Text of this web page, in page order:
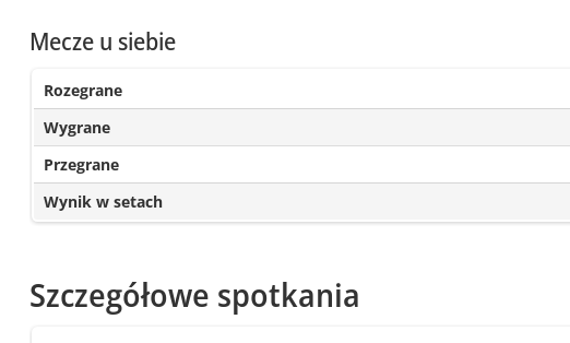
Mecze u siebie
Rozegrane
Wygrane
Przegrane
Wynik w setach
Szczegółowe spotkania